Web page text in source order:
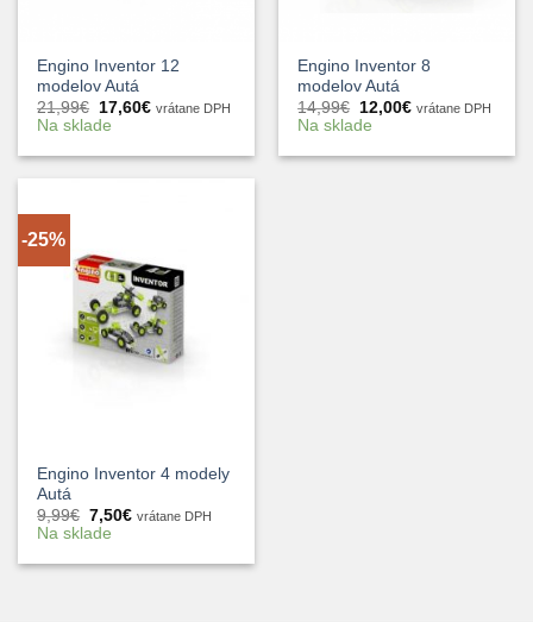
Engino Inventor 12
modelov Autá
21,99€ Pôvodná
cena
21,99€.
17,60€Aktuálna
17,60€.
vrátane DPH
Na sklade
Engino Inventor 8
modelov Autá
14,99€ Pôvodná
cena
14,99€.
12,00€Aktuálna
12,00€.
vrátane DPH
Na sklade
-25%
Engino Inventor 4 modely
Autá
9,99€ Pôvodná
cena
9,99€.
7,50€Aktuálna
7,50€.
vrátane DPH
Na sklade